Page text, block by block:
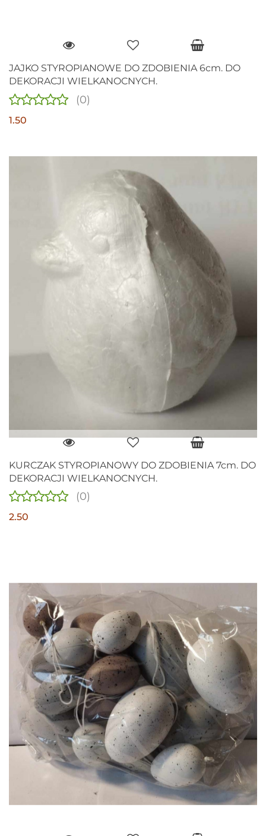
JAJKO STYROPIANOWE DO ZDOBIENIA 6cm. DO
DEKORACJI WIELKANOCNYCH.
(0)
1.50
KURCZAK STYROPIANOWY DO ZDOBIENIA 7cm. DO
DEKORACJI WIELKANOCNYCH.
(0)
2.50